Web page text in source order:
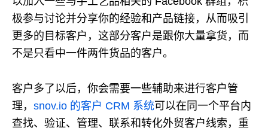
极参与讨论并分享你的经验和产品链接，从而吸引
更多的目标客户，这部分客户是跟你大量拿货，而
不是只看中一件两件货品的客户。
客户多了以后，你会需要一些辅助来进行客户管
理， snov.io 的客户 CRM 系统可以在同一个平台内
查找、验证、管理、联系和转化外贸客户线索，重